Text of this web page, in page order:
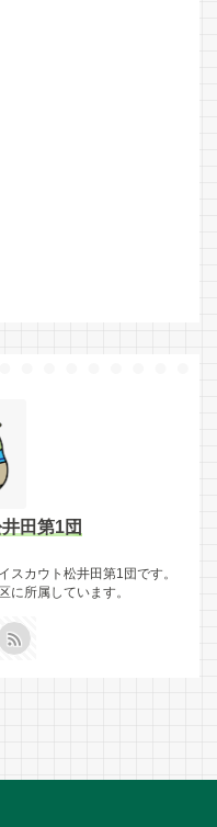
田第1団
スカウト松井田第1団です。
に所属しています。